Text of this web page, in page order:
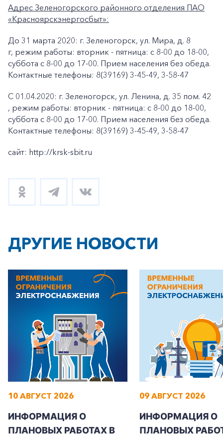
Адрес Зеленогорского районного отделения ПАО
«Красноярскэнергосбыт»:
До 31 марта 2020: г. Зеленогорск, ул. Мира, д. 8
г, режим работы: вторник - пятница: с 8-00 до 18-00,
суббота с 8-00 до 17-00. Прием населения без обеда.
Контактные телефоны: 8(39169) 3-45-49, 3-58-47
С 01.04.2020: г. Зеленогорск, ул. Ленина, д. 35 пом. 42
, режим работы: вторник - пятница: с 8-00 до 18-00,
суббота с 8-00 до 17-00. Прием населения без обеда.
Контактные телефоны: 8(39169) 3-45-49, 3-58-47
сайт: http://krsk-sbit.ru
ДРУГИЕ НОВОСТИ
10 АВГУСТ 2026
ИНФОРМАЦИЯ О
ПЛАНОВЫХ РАБОТАХ В
09 АВГУСТ 2026
ИНФОРМАЦИЯ О
ПЛАНОВЫХ